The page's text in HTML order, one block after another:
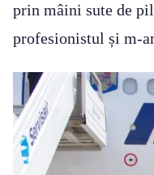
prin mâini sute de
profesionistul și m-